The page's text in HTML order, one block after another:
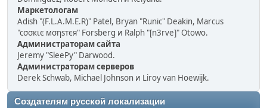
Маркетологам
Adish "(F.L.A.M.E.R)" Patel, Bryan "Runic" Deakin, Marcus
"cσσкιє мσηѕтєя" Forsberg и Ralph "[n3rve]" Otowo.
Администраторам сайта
Jeremy "SleePy" Darwood.
Администраторам серверов
Derek Schwab, Michael Johnson и Liroy van Hoewijk.
Создателям русской локализации